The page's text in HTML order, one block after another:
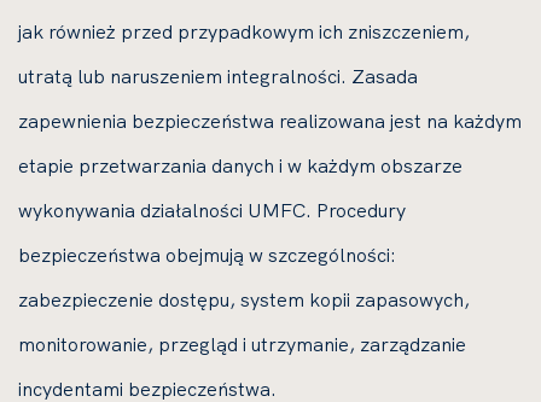
jak również przed przypadkowym ich zniszczeniem,
utratą lub naruszeniem integralności. Zasada
zapewnienia bezpieczeństwa realizowana jest na każdym
etapie przetwarzania danych i w każdym obszarze
wykonywania działalności UMFC. Procedury
bezpieczeństwa obejmują w szczególności:
zabezpieczenie dostępu, system kopii zapasowych,
monitorowanie, przegląd i utrzymanie, zarządzanie
incydentami bezpieczeństwa.